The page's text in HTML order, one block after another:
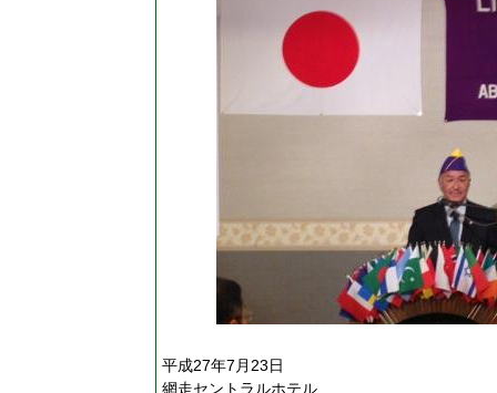
平成27年7月23日
網走セントラルホテル